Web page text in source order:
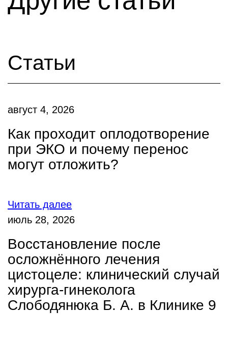
Статьи
август 4, 2026
Как проходит оплодотворение
при ЭКО и почему перенос
могут отложить?
Читать далее
июль 28, 2026
Восстановление после
осложнённого лечения
цистоцеле: клинический случай
хирурга-гинеколога
Слободянюка Б. А. в Клинике 9